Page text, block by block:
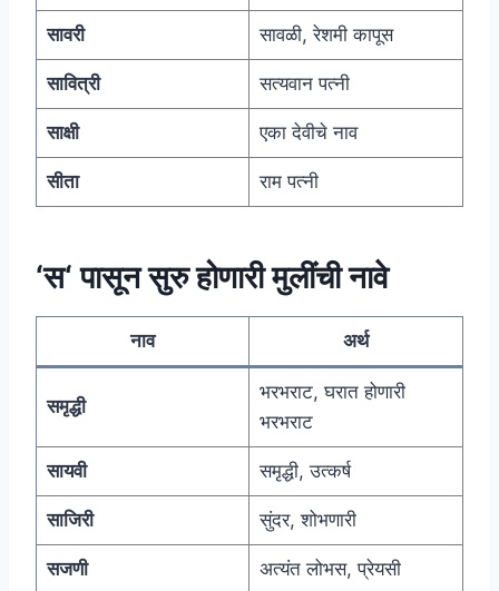
सावरी सावळी, रेशमी कापूस
सावित्री सत्यवान पत्नी
साक्षी एका देवीचे नाव
सीता राम पत्नी
‘स‘ पासून सुरु होणारी मुलींची नावे
नाव अर्थ
समृद्धी
भरभराट, घरात होणारी
भरभराट
सायवी समृद्धी, उत्कर्ष
साजिरी सुंदर, शोभणारी
सजणी अत्यंत लोभस, प्रेयसी